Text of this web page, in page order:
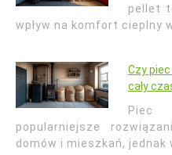
pellet
wpływ na komfort cieplny
Czy
cały
popularniejsze
domów i mieszkań, jednak